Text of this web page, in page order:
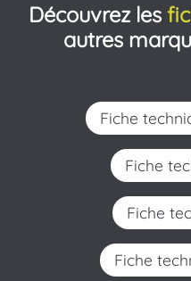
Découvrez les
autres
Fiche
Fiche
Fiche
Fiche